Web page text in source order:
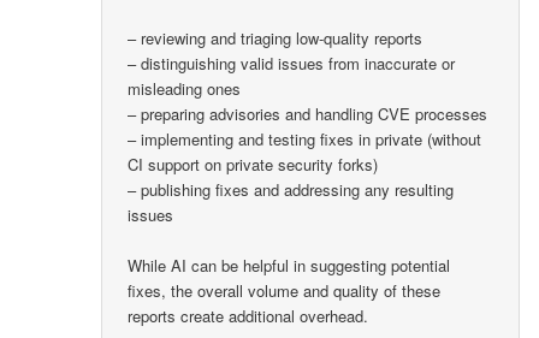
– reviewing and triaging low-quality reports
– distinguishing valid issues from inaccurate or
misleading ones
– preparing advisories and handling CVE processes
– implementing and testing fixes in private (without
CI support on private security forks)
– publishing fixes and addressing any resulting
issues
While AI can be helpful in suggesting potential
fixes, the overall volume and quality of these
reports create additional overhead.